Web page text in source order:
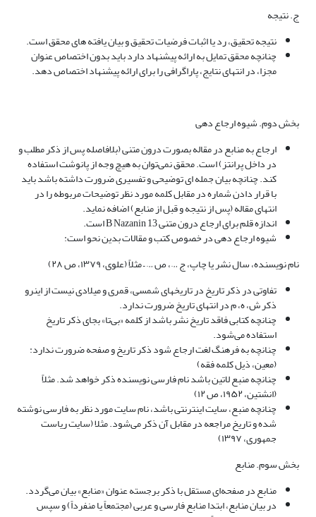
ج. نتیجه
نتیجه تحقیق، رد یا اثبات فرضیات تحقیق و بیان یافته های محقق است.
چنانچه محقق تمایل به ارائه پیشنهاد دارد باید بدون اختصاص عنوان
مجزا، در انتهای نتایج، پاراگرافی را برای ارائه پیشنهاد اختصاص دهد.
بخش دوم. شیوه ارجاع دهی
ارجاع به منابع در مقاله بصورت درون متنی (بلافاصله پس از ذکر مطلب و
در داخل پرانتز) است. محقق نمی‌توان به هیچ وجه از پانوشت استفاده
کند. چنانچه بیان جمله ای توضیحی و تفسیری ضرورت داشته باشد باید
با قرار دادن شماره در مقابل کلمه مورد نظر توضیحات مربوطه را در
انتهای مقاله (پس از نتیجه و قبل از منابع) اضافه نماید.
اندازه قلم برای ارجاع درون متنی B Nazanin 13 است.
شیوه ارجاع دهی در خصوص کتب و مقالات بدین نحو است:
نام نویسنده، سال نشر یا چاپ، ج …، ص … – مثلاً (علوی، ۱۳۷۹، ص ۲۸)
تفاوتی در ذکر تاریخ در تاریخهای شمسی، قمری و میلادی نیست از اینرو
ذکر ش، ه، م در انتهای تاریخ ضرورت ندارد.
چنانچه کتابی فاقد تاریخ نشر باشد از کلمه «بی‌تا» بجای ذکر تاریخ
استفاده می‌شود.
چنانچه به فرهنگ لغت ارجاع شود ذکر تاریخ و صفحه ضرورت ندارد:
(معین، ذیل کلمه فقه)
چنانچه منبع لاتین باشد نام فارسی نویسنده ذکر خواهد شد. مثلاً
(انشتین، ۱۹۵۲، ص ۱۲)
چنانچه منبع، سایت اینترنتی باشد، نام سایت مورد نظر به فارسی نوشته
شده و تاریخ مراجعه در مقابل آن ذکر می‌شود. مثلا (سایت ریاست
جمهوری، ۱۳۹۷)
بخش سوم. منابع
منابع در صفحه‌ای مستقل با ذکر برجسته عنوان «منابع» بیان می‌گردد.
در بیان منابع، ابتدا منابع فارسی و عربی (مجتمعاً یا منفرداً) و سپس